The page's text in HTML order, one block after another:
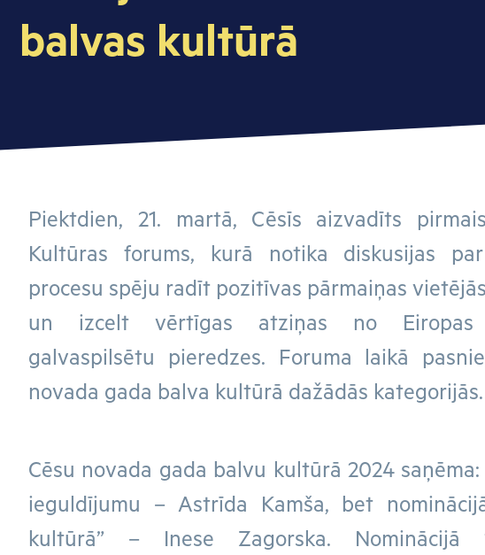
balvas kultūrā
Piektdien, 21. martā, Cēsīs aizvadīts
Kultūras forums, kurā notika diskusijas
procesu spēju radīt pozitīvas pārmaiņas
un izcelt vērtīgas atziņas no Eiropas
galvaspilsētu pieredzes. Foruma laikā
novada gada balva kultūrā dažādās kategorijās.
Cēsu novada gada balvu kultūrā 2024
ieguldījumu – Astrīda Kamša, bet
kultūrā” – Inese Zagorska. Nominācijā